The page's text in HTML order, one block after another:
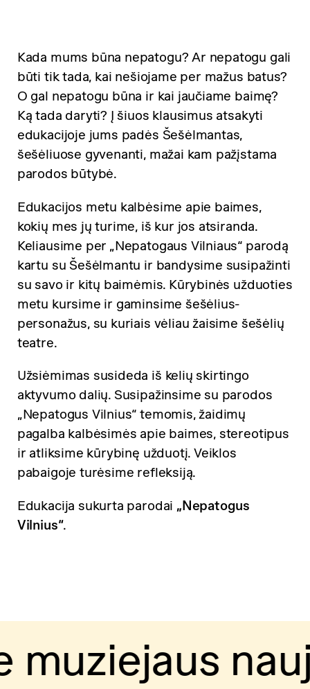
Kada mums būna nepatogu? Ar nepatogu gali
būti tik tada, kai nešiojame per mažus batus?
O gal nepatogu būna ir kai jaučiame baimę?
Ką tada daryti? Į šiuos klausimus atsakyti
edukacijoje jums padės Šešėlmantas,
šešėliuose gyvenanti, mažai kam pažįstama
parodos būtybė.
Edukacijos metu kalbėsime apie baimes,
kokių mes jų turime, iš kur jos atsiranda.
Keliausime per „Nepatogaus Vilniaus“ parodą
kartu su Šešėlmantu ir bandysime susipažinti
su savo ir kitų baimėmis. Kūrybinės užduoties
metu kursime ir gaminsime šešėlius-
personažus, su kuriais vėliau žaisime šešėlių
teatre.
Užsiėmimas susideda iš kelių skirtingo
aktyvumo dalių. Susipažinsime su parodos
„Nepatogus Vilnius“ temomis, žaidimų
pagalba kalbėsimės apie baimes, stereotipus
ir atliksime kūrybinę užduotį. Veiklos
pabaigoje turėsime refleksiją.
Edukacija sukurta parodai „Nepatogus
Vilnius“.